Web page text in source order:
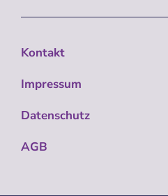
Kontakt
Impressum
Datenschutz
AGB